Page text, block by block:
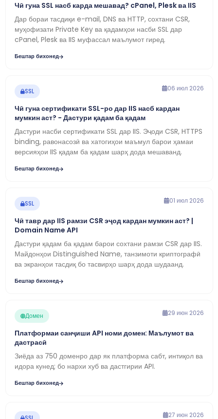
Чӣ гуна SSL насб карда мешавад? cPanel, Plesk ва IIS
Дар бораи тасдиқи e-mail, DNS ва HTTP, сохтани CSR,
муҳофизати Private Key ва қадамҳои насби SSL дар
cPanel, Plesk ва IIS муфассал маълумот гиред.
Бештар бихонед
SSL 06 июл 2026
Чӣ гуна сертификати SSL-ро дар IIS насб кардан
мумкин аст? - Дастури қадам ба қадам
Дастури насби сертификати SSL дар IIS. Эҷоди CSR, HTTPS
binding, равонасозӣ ва хатогиҳои маъмул барои ҳамаи
версияҳои IIS қадам ба қадам шарҳ дода мешаванд.
Бештар бихонед
SSL 01 июл 2026
Чӣ тавр дар IIS рамзи CSR эҷод кардан мумкин аст? |
Domain Name API
Дастури қадам ба қадам барои сохтани рамзи CSR дар IIS.
Майдонҳои Distinguished Name, танзимоти криптографӣ
ва экранҳои тасдиқ бо тасвирҳо шарҳ дода шудаанд.
Бештар бихонед
Домен 29 июн 2026
Платформаи санҷиши API номи домен: Маълумот ва
дастрасӣ
Зиёда аз 750 доменро дар як платформа сабт, интиқол ва
идора кунед; бо нархи хуб ва дастгирии API.
Бештар бихонед
27 июн 2026